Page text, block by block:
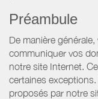
Préambule
De manière
communiquer vos
notre site Internet.
certaines
proposés par notre